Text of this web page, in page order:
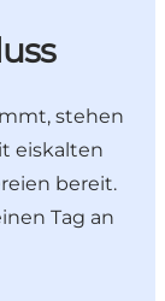
stehen
eiskalten
bereit.
Tag an